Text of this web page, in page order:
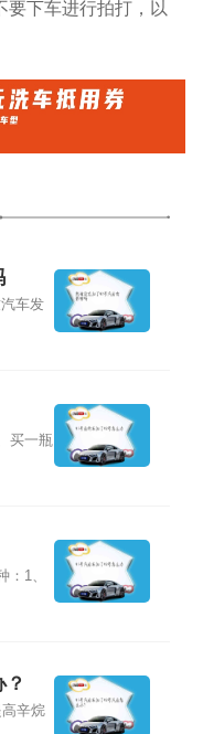
要下车进行拍打，以
车发
买一瓶
：1、
辛烷